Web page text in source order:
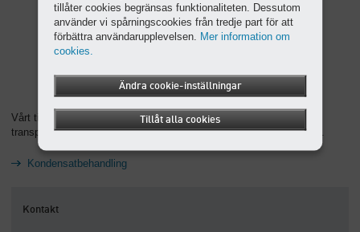
Vårt tips: Behandla kondensat lagenligt och prisvärt innan vidare
transport till avloppssystemet med AQUAMAT olje-vattenavskiljare.
Kondensatbehandling
Kontakt
tillåter cookies begränsas funktionaliteten. Dessutom
använder vi spårningscookies från tredje part för att
förbättra användarupplevelsen. Mer information om
cookies.
Ändra cookie-inställningar
Tillåt alla cookies